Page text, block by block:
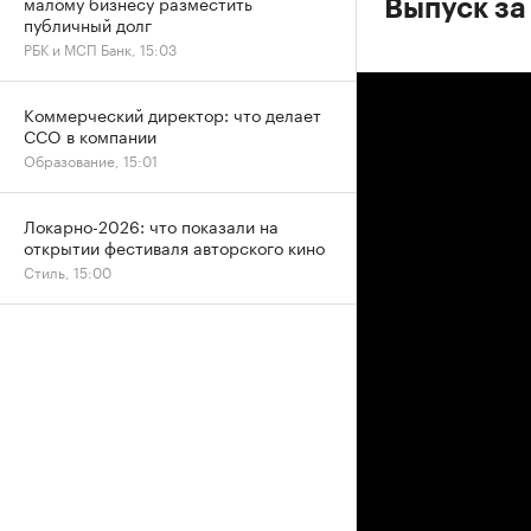
Выпуск
публичный долг
РБК и МСП Банк, 15:03
Коммерческий директор: что делает
CCO в компании
Образование, 15:01
Локарно-2026: что показали на
открытии фестиваля авторского кино
Стиль, 15:00